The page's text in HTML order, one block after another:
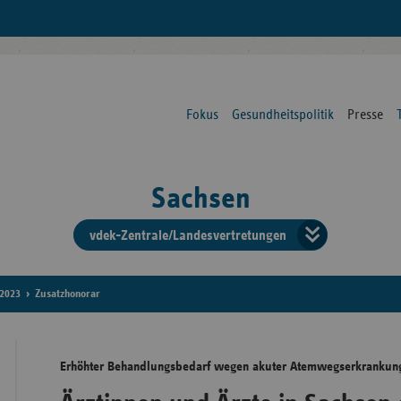
Fokus Gesundheitspolitik Presse
Sachsen
vdek-Zentrale/Landesvertretungen
der
2023 Zusatzhonorar
Erhöhter Behandlungsbedarf wegen akuter